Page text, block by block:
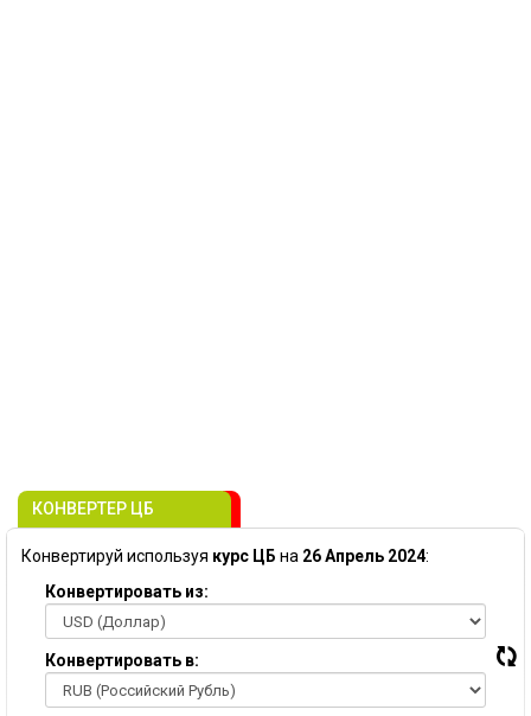
КОНВЕРТЕР ЦБ
Конвертируй используя курс ЦБ на 26 Апрель 2024:
Конвертировать из:
Конвертировать в: